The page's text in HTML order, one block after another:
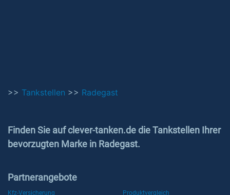
>> Tankstellen >> Radegast
Finden Sie auf clever-tanken.de die Tankstellen Ihrer
bevorzugten Marke in Radegast.
Partnerangebote
Kfz-Versicherung
Produktvergleich